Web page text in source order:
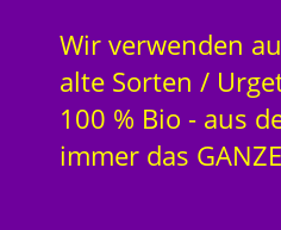
Wir verwenden
alte Sorten /
100 % Bio - aus
immer das